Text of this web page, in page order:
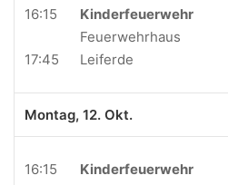
16:15
17:45
Kinderfeuerwehr
Feuerwehrhaus
Leiferde
Montag, 12. Okt.
16:15
Kinderfeuerwehr